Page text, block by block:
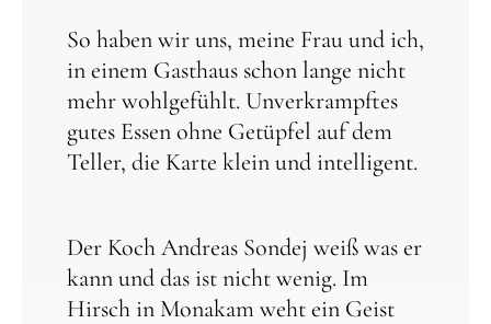
So haben wir uns, meine Frau und ich,
in einem Gasthaus schon lange nicht
mehr wohlgefühlt. Unverkrampftes
gutes Essen ohne Getüpfel auf dem
Teller, die Karte klein und intelligent.
Der Koch Andreas Sondej weiß was er
kann und das ist nicht wenig. Im
Hirsch in Monakam weht ein Geist